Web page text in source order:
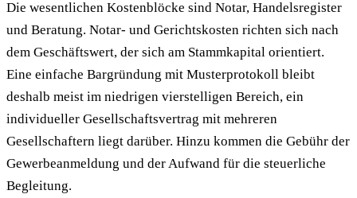
Die wesentlichen Kostenblöcke sind Notar, Handelsregister
und Beratung. Notar- und Gerichtskosten richten sich nach
dem Geschäftswert, der sich am Stammkapital orientiert.
Eine einfache Bargründung mit Musterprotokoll bleibt
deshalb meist im niedrigen vierstelligen Bereich, ein
individueller Gesellschaftsvertrag mit mehreren
Gesellschaftern liegt darüber. Hinzu kommen die Gebühr der
Gewerbeanmeldung und der Aufwand für die steuerliche
Begleitung.